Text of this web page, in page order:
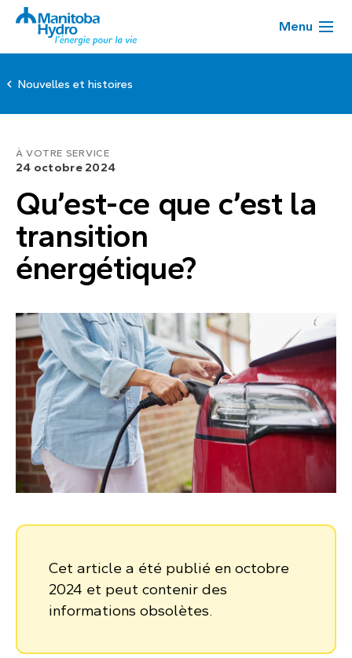
Menu
Nouvelles et histoires
À VOTRE SERVICE
24 octobre 2024
Qu’est-ce que c’est la
transition
énergétique?
Cet article a été publié en octobre
2024 et peut contenir des
informations obsolètes.